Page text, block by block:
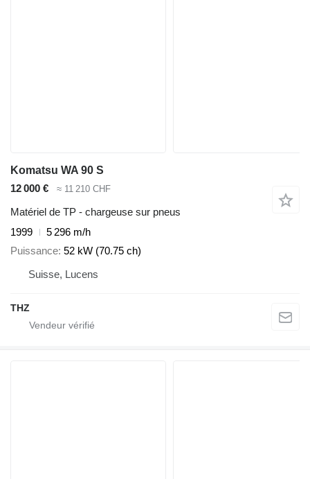
Komatsu WA 90 S
12 000 €
≈ 11 210 CHF
Matériel de TP - chargeuse sur pneus
1999
5 296 m/h
Puissance 52 kW (70.75 ch)
Suisse, Lucens
THZ